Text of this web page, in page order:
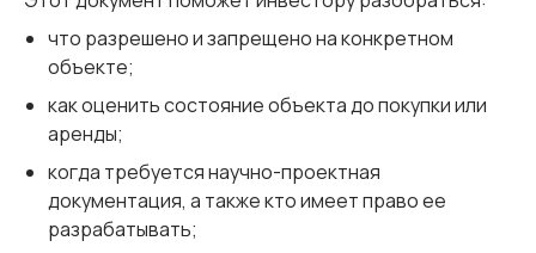
что разрешено и запрещено на конкретном
объекте;
как оценить состояние объекта до покупки или
аренды;
когда требуется научно-проектная
документация, а также кто имеет право ее
разрабатывать;